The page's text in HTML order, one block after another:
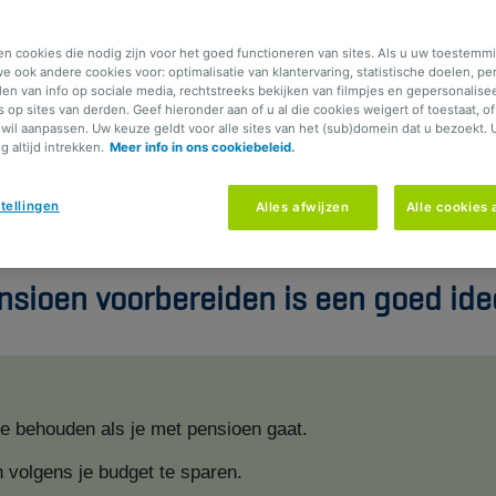
de kloof tussen je laatste loon en je wettelijk pensioen
hebt. Dus is het aan jou om je levensstandaard op peil
met levensverzekeringen die bovendien fiscale
ook nooit te vroeg. Want hoe eerder je begint, hoe meer
voorbereiden is een goed
behouden als je met pensioen gaat.
volgens je budget te sparen.
cookies die nodig zijn voor het goed functioneren van sites. Als u uw
ook andere cookies voor: optimalisatie van klantervaring, statistische doelen,
van info op sociale media, rechtstreeks bekijken van filmpjes en
op sites van derden. Geef hieronder aan of u al die cookies weigert of toestaat,
aanpassen. Uw keuze geldt voor alle sites van het (sub)domein dat u bezoekt.
altijd intrekken. Meer info in ons cookiebeleid.
Alles afwijzen Alle cookies